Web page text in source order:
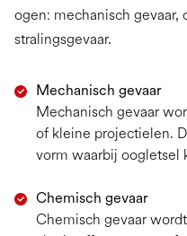
ogen: mechanisch gevaar,
stralingsgevaar.
Mechanisch gevaar
Mechanisch gevaar
of kleine projectielen.
vorm waarbij oogletsel
Chemisch gevaar
Chemisch gevaar